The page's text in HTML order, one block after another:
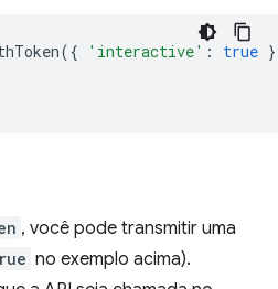
({ 'interactive' : true
, você pode transmitir uma
no exemplo acima).